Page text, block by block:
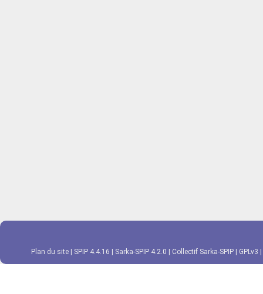
Plan du site SPIP 4.4.16 Sarka-SPIP 4.2.0 Collectif Sarka-SPIP GPLv3